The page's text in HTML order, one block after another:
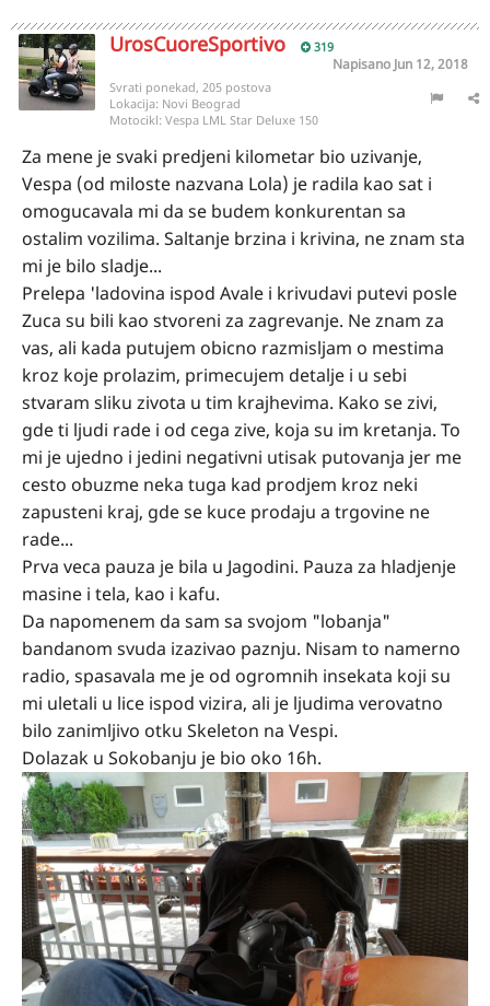
UrosCuoreSportivo 319
Napisano Jun 12, 2018
Svrati ponekad, 205 postova
Lokacija: Novi Beograd
Motocikl: Vespa LML Star Deluxe 150
Za mene je svaki predjeni kilometar bio uzivanje,
Vespa (od miloste nazvana Lola) je radila kao sat i
omogucavala mi da se budem konkurentan sa
ostalim vozilima. Saltanje brzina i krivina, ne znam sta
mi je bilo sladje...
Prelepa 'ladovina ispod Avale i krivudavi putevi posle
Zuca su bili kao stvoreni za zagrevanje. Ne znam za
vas, ali kada putujem obicno razmisljam o mestima
kroz koje prolazim, primecujem detalje i u sebi
stvaram sliku zivota u tim krajhevima. Kako se zivi,
gde ti ljudi rade i od cega zive, koja su im kretanja. To
mi je ujedno i jedini negativni utisak putovanja jer me
cesto obuzme neka tuga kad prodjem kroz neki
zapusteni kraj, gde se kuce prodaju a trgovine ne
rade...
Prva veca pauza je bila u Jagodini. Pauza za hladjenje
masine i tela, kao i kafu.
Da napomenem da sam sa svojom "lobanja"
bandanom svuda izazivao paznju. Nisam to namerno
radio, spasavala me je od ogromnih insekata koji su
mi uletali u lice ispod vizira, ali je ljudima verovatno
bilo zanimljivo otku Skeleton na Vespi.
Dolazak u Sokobanju je bio oko 16h.